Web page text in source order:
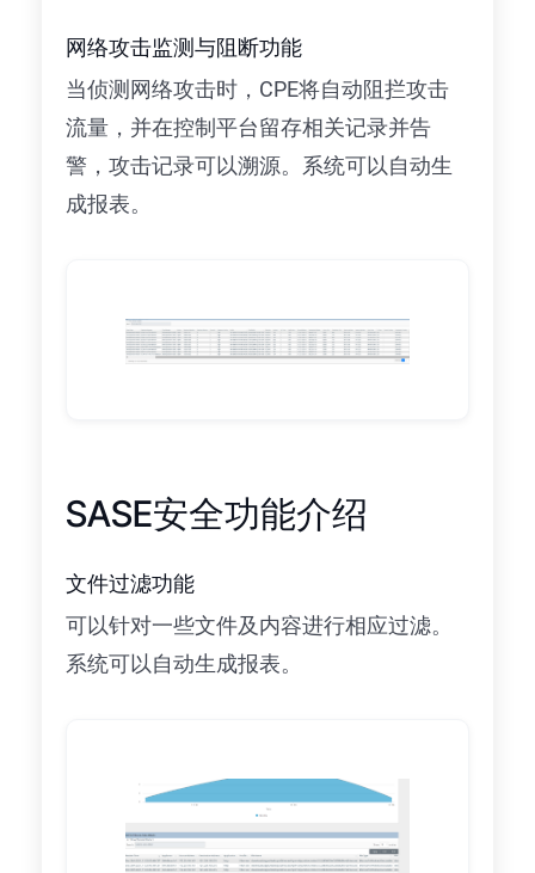
网络攻击监测与阻断功能
当侦测网络攻击时，CPE将自动阻拦攻击
流量，并在控制平台留存相关记录并告
警，攻击记录可以溯源。系统可以自动生
成报表。
SASE安全功能介绍
文件过滤功能
可以针对一些文件及内容进行相应过滤。
系统可以自动生成报表。